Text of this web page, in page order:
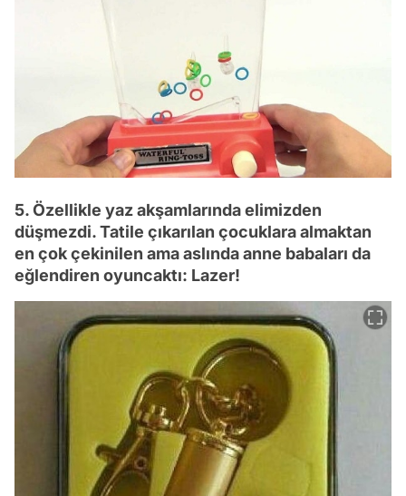
5. Özellikle yaz akşamlarında elimizden
düşmezdi. Tatile çıkarılan çocuklara almaktan
en çok çekinilen ama aslında anne babaları da
eğlendiren oyuncaktı: Lazer!